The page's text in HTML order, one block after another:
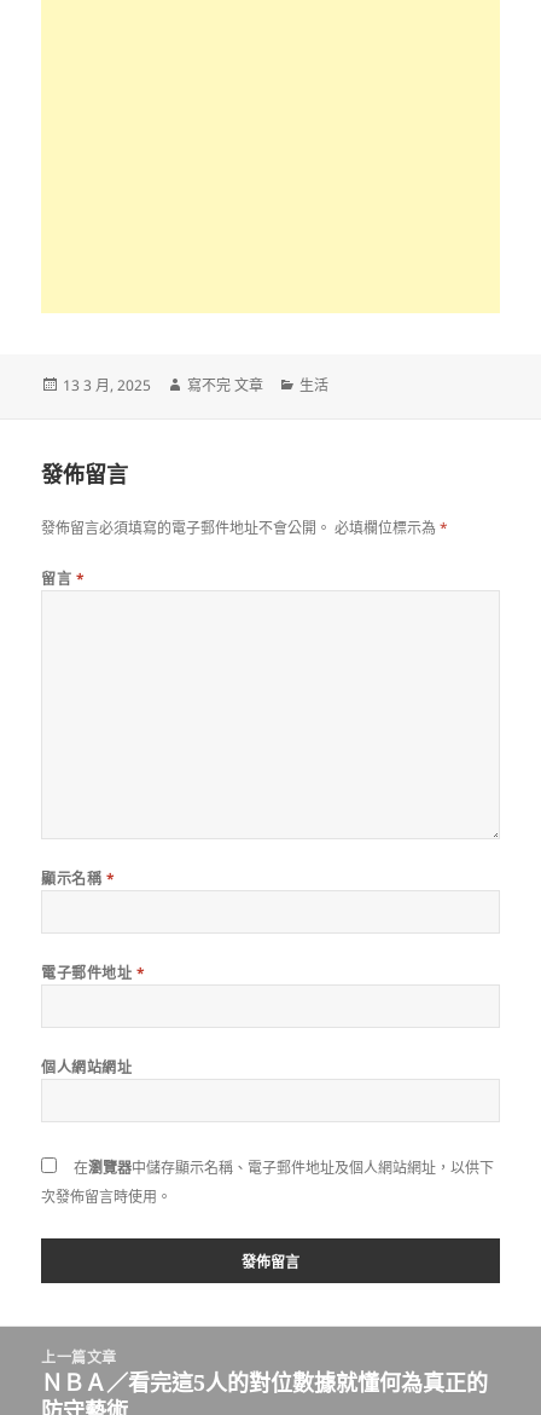
發
13 3 月, 2025
作
寫不完 文章
分
生活
發佈留言
發佈留言必須填寫的電子郵件地址不會公開。 必填欄位標示為*
留言 *
顯示名稱 *
電子郵件地址 *
個人網站網址
在瀏覽器中儲存顯示名稱、電子郵件地址及個人網站網址，以供下
次發佈留言時使用。
上一篇文章
上
ＮＢＡ／看完這5人的對位數據就懂何為真正的